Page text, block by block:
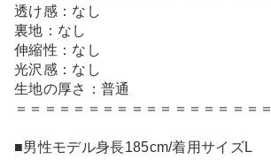
透け感：なし
裏地：なし
伸縮性：なし
光沢感：なし
生地の厚さ：普通
＝＝＝＝＝＝＝＝＝＝＝＝＝＝＝＝＝＝
■男性モデル身長185cm/着用サイズL